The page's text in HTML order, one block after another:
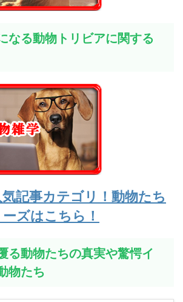
なる動物トリビアに関する
記事カテゴリ！動物たち
ズはこちら！
る動物たちの真実や驚愕イ
物たち